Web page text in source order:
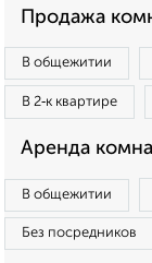
Продажа
В общежитии
В 2‑к квартире
Аренда
В общежитии
Без посредников